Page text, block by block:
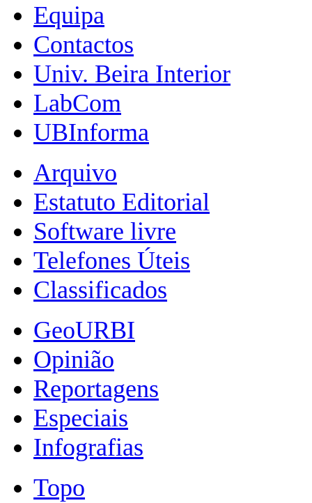
Equipa
Contactos
Univ. Beira Interior
LabCom
UBInforma
Arquivo
Estatuto Editorial
Software livre
Telefones Úteis
Classificados
GeoURBI
Opinião
Reportagens
Especiais
Infografias
Topo